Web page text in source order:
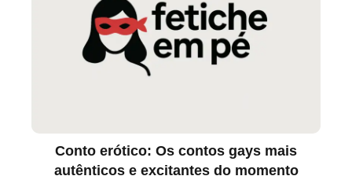
Conto erótico: Os contos gays mais
autênticos e excitantes do momento